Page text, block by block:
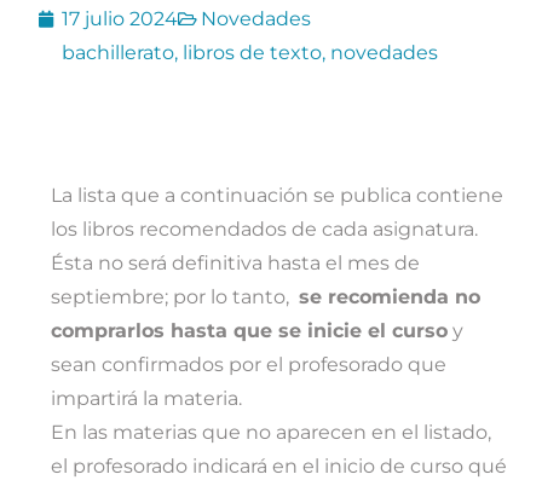
17 julio 2024
Novedades
bachillerato, libros de texto, novedades
La lista que a continuación se publica contiene
los libros recomendados de cada asignatura.
Ésta no será definitiva hasta el mes de
septiembre; por lo tanto, se recomienda no
comprarlos hasta que se inicie el curso y
sean confirmados por el profesorado que
impartirá la materia.
En las materias que no aparecen en el listado,
el profesorado indicará en el inicio de curso qué